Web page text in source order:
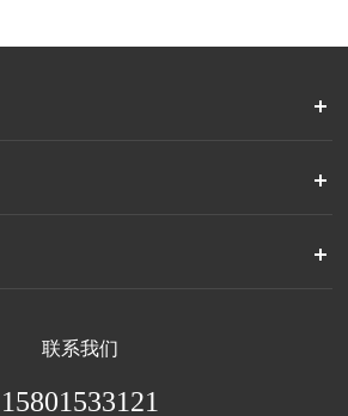
联系我们
15801533121